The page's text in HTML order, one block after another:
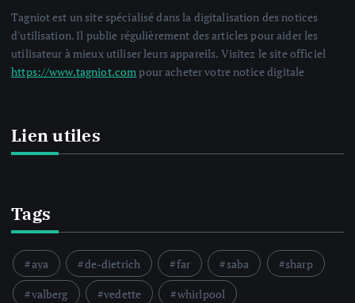
Tagniot est un site spécialisé dans la digitalisation des notices
d'utilisation. Il publie régulièrement des articles pour aider les
utilisateur à mieux utiliser leurs appareils. Visitez le site officiel
https://www.tagniot.com pour acheter votre notice digitale
Lien utiles
Tags
aya de-dietrich far saba
sharp
valberg
vedette whirlpool